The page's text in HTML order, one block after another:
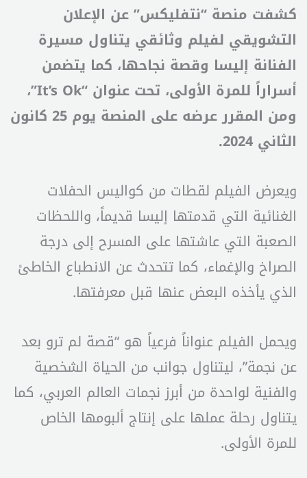
كشفت منصة “نتفليكس” عن الإعلان
التشويقي لفيلم وثائقي يتناول مسيرة
الفنانة إليسا وقصة نجاحها، كما يتضمن
أسراراً للمرة الأولى، تحت عنوان “It’s Ok”،
ومن المقرر عرضه على المنصة يوم 25 كانون
الثاني 2024.
ويعرض الفيلم لقطات من كواليس الحفلات
الغنائية التي قدمتها إليسا قديماً، واللحظات
الصعبة التي عاشتها على المسرح إلى درجة
الصراخ والإغماء، كما تتحدث عن الانطباع الخاطئ
الذي يأخذه البعض عنها قبل معرفتها.
ويحمل الفيلم عنواناً فرعياً هو “قصة لم ترو بعد
عن نجمة”، ليتناول جوانب من الحياة الشخصية
والفنية لواحدة من أبرز نجمات العالم العربي، كما
يتناول رحلة عملها على إنتاج ألبومها الخاص
للمرة الأولى.